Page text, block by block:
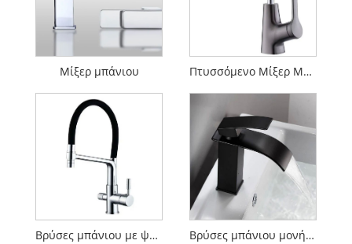
Μίξερ μπάνιου Πτυσσόμενο Μίξερ Μπάνιου
Βρύσες μπάνιου με ψεκαστήρα Βρύσες μπάνιου μονής λαβής